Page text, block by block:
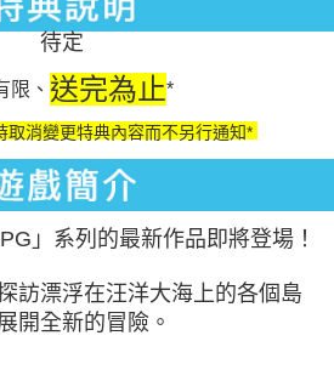
待定
限、 送完為止*
取消變更特典內容而不另行通知*
」系列的最新作品即將登場！
訪漂浮在汪洋大海上的各個島
開全新的冒險。